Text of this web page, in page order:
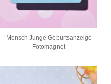
Mensch Junge Geburtsanzeige
Fotomagnet